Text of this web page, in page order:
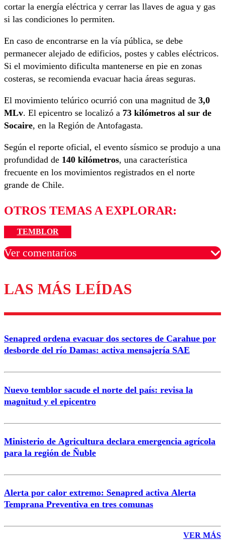
cortar la energía eléctrica y cerrar las llaves de agua y gas
si las condiciones lo permiten.
En caso de encontrarse en la vía pública, se debe
permanecer alejado de edificios, postes y cables eléctricos.
Si el movimiento dificulta mantenerse en pie en zonas
costeras, se recomienda evacuar hacia áreas seguras.
El movimiento telúrico ocurrió con una magnitud de 3,0
MLv. El epicentro se localizó a 73 kilómetros al sur de
Socaire, en la Región de Antofagasta.
Según el reporte oficial, el evento sísmico se produjo a una
profundidad de 140 kilómetros, una característica
frecuente en los movimientos registrados en el norte
grande de Chile.
OTROS TEMAS A EXPLORAR:
TEMBLOR
Ver comentarios
Los comentarios son moderados para garantizar un
diálogo respetuoso.
Nombre
Correo
LAS MÁS LEÍDAS
Senapred ordena evacuar dos sectores de Carahue por
desborde del río Damas: activa mensajería SAE
Nuevo temblor sacude el norte del país: revisa la
magnitud y el epicentro
Ministerio de Agricultura declara emergencia agrícola
para la región de Ñuble
Alerta por calor extremo: Senapred activa Alerta
Temprana Preventiva en tres comunas
VER MÁS